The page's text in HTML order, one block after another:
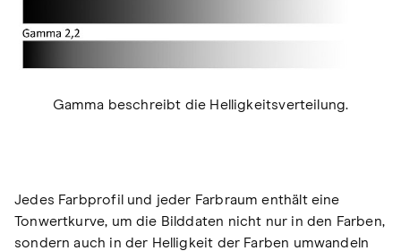
Gamma beschreibt die Helligkeitsverteilung.
Jedes Farbprofil und jeder Farbraum enthält eine
Tonwertkurve, um die Bilddaten nicht nur in den Farben,
sondern auch in der Helligkeit der Farben umwandeln